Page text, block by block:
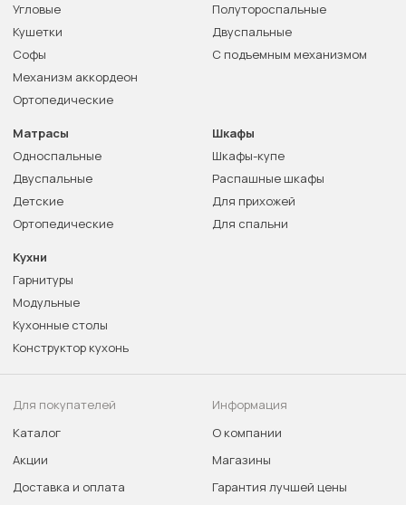
Угловые
Кушетки
Софы
Механизм аккордеон
Ортопедические
Полутороспальные
Двуспальные
С подъемным механизмом
Матрасы
Односпальные
Двуспальные
Детские
Ортопедические
Шкафы
Шкафы-купе
Распашные шкафы
Для прихожей
Для спальни
Кухни
Гарнитуры
Модульные
Кухонные столы
Конструктор кухонь
Для покупателей
Каталог
Акции
Доставка и оплата
Информация
О компании
Магазины
Гарантия лучшей цены